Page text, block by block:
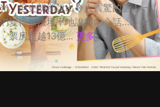
，但史朗卻說出令人震驚的話！一
變得無法坦率地說出內心話…… ☆
票房超越13億... 更多